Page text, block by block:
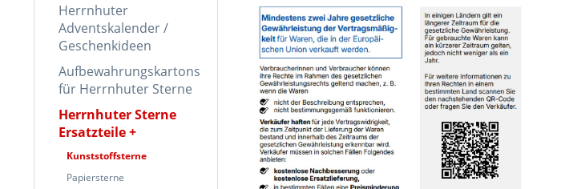
Herrnhuter
Adventskalender /
Geschenkideen
Aufbewahrungskartons
für Herrnhuter Sterne
Herrnhuter Sterne
Ersatzteile
Kunststoffsterne
Papiersterne